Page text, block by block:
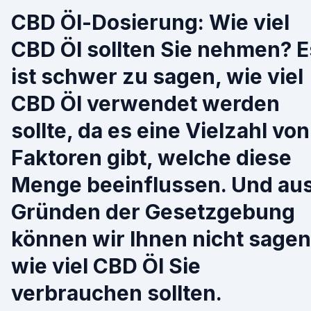
CBD Öl-Dosierung: Wie viel
CBD Öl sollten Sie nehmen?
ist schwer zu sagen, wie viel
CBD Öl verwendet werden
sollte, da es eine Vielzahl von
Faktoren gibt, welche diese
Menge beeinflussen. Und
Gründen der Gesetzgebung
können wir Ihnen nicht
wie viel CBD Öl Sie
verbrauchen sollten.